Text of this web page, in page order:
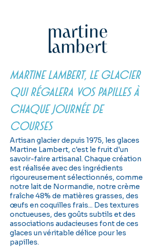
martine lambert, le glacier
qui régalera vos papilles à
chaque journée de
courses
Artisan glacier depuis 1975, les glaces
Martine Lambert, c'est le fruit d'un
savoir-faire artisanal. Chaque création
est réalisée avec des ingrédients
rigoureusement sélectionnés, comme
notre lait de Normandie, notre crème
fraîche 48% de matières grasses, des
œufs en coquilles frais... Des textures
onctueuses, des goûts subtils et des
associations audacieuses font de ces
glaces un véritable délice pour les
papilles.